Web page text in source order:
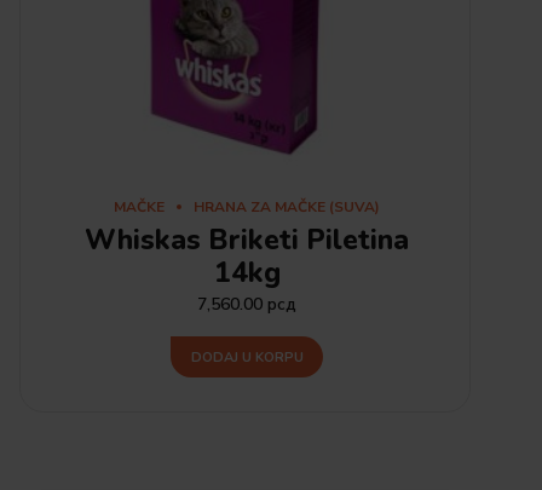
MAČKE HRANA ZA MAČKE (SUVA)
Whiskas Briketi Piletina
14kg
7,560.00 рсд
DODAJ U KORPU